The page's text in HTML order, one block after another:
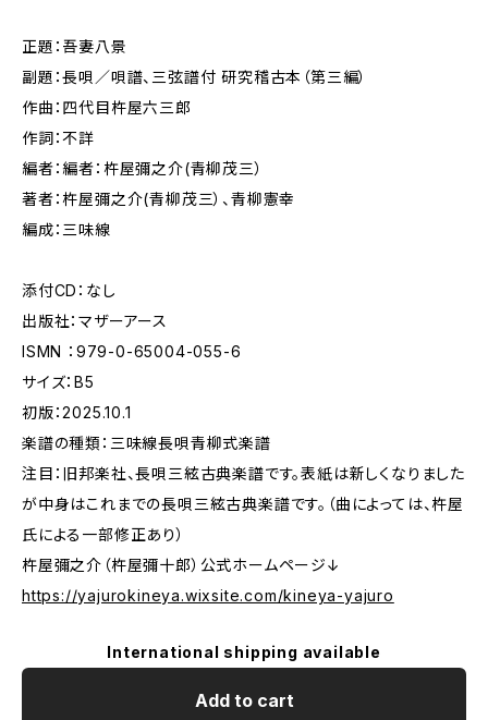
正題：吾妻八景
副題：長唄／唄譜、三弦譜付 研究稽古本（第三編）
作曲：四代目杵屋六三郎
作詞：不詳
編者：編者：杵屋彌之介(青柳茂三）
著者：杵屋彌之介(青柳茂三）、青柳憲幸
編成：三味線
添付CD：なし
出版社：マザーアース
ISMN ：979-0-65004-055-6
サイズ：B5
初版：2025.10.1
楽譜の種類：三味線長唄青柳式楽譜
注目：旧邦楽社、長唄三絃古典楽譜です。表紙は新しくなりました
が中身はこれまでの長唄三絃古典楽譜です。（曲によっては、杵屋
氏による一部修正あり）
杵屋彌之介（杵屋彌十郎）公式ホームページ↓
https://yajurokineya.wixsite.com/kineya-yajuro
International shipping available
Add to cart